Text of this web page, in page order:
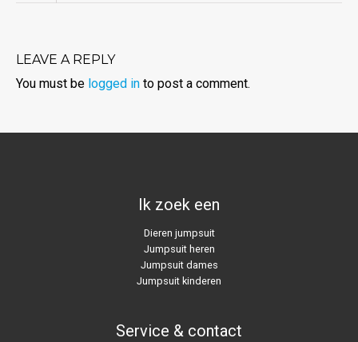
LEAVE A REPLY
You must be logged in to post a comment.
Ik zoek een
Dieren jumpsuit
Jumpsuit heren
Jumpsuit dames
Jumpsuit kinderen
Service & contact